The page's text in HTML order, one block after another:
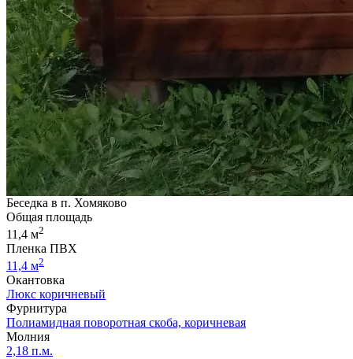
Беседка в п. Хомяково
Общая площадь
11,4 м2
Пленка ПВХ
11,4 м2
Окантовка
Люкс коричневый
Фурнитура
Полиамидная поворотная скоба, коричневая
Молния
2,18 п.м.